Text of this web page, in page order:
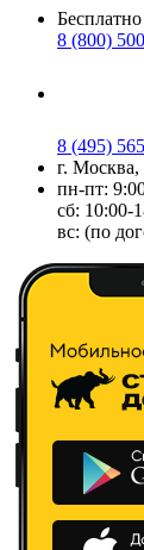
8 (800)
8 (495)
г. Москва,
пн-пт:
сб: 10:00-
вс: (по